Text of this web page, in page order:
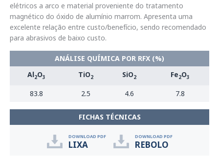
elétricos a arco e material proveniente do tratamento
magnético do óxido de alumínio marrom. Apresenta uma
excelente relação entre custo/benefício, sendo recomendado
para abrasivos de baixo custo.
ANÁLISE QUÍMICA POR RFX (%)
Al2O3 TiO2 SiO2 Fe2O3
83.8 2.5 4.6 7.8
FICHAS TÉCNICAS
DOWNLOAD PDF
LIXA
DOWNLOAD PDF
REBOLO